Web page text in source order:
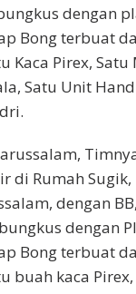
dengan
Bong terbuat
Kaca Pirex,
Satu Unit
di Rumah
dengan
dengan
Bong terbuat
buah kaca